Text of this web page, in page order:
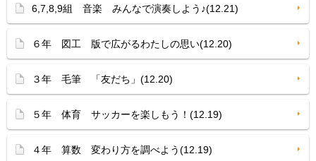
6,7,8,9組 音楽 みんなで演奏しよう♪(12.21)
６年 図工 版で広がるわたしの思い(12.20)
３年 毛筆 「友だち」(12.20)
５年 体育 サッカーを楽しもう！(12.19)
４年 算数 変わり方を調べよう(12.19)